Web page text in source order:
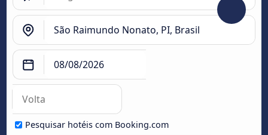
Pesquisar hotéis com Booking.com